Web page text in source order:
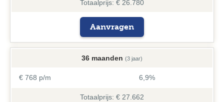
Totaalprijs: € 26.780
Aanvragen
36 maanden (3 jaar)
€ 768 p/m 6,9%
Totaalprijs: € 27.662